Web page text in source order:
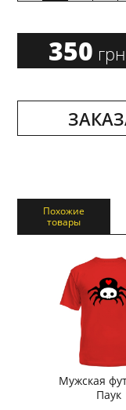
350
Похожие
товары
Мужская
Паук